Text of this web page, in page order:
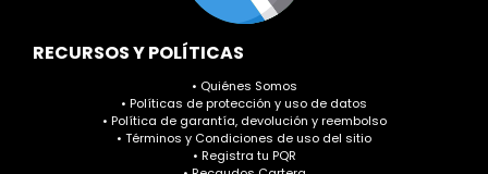
RECURSOS Y POLÍTICAS
• Quiénes Somos
• Políticas de protección y uso de datos
• Política de garantía, devolución y reembolso
• Términos y Condiciones de uso del sitio
• Registra tu PQR